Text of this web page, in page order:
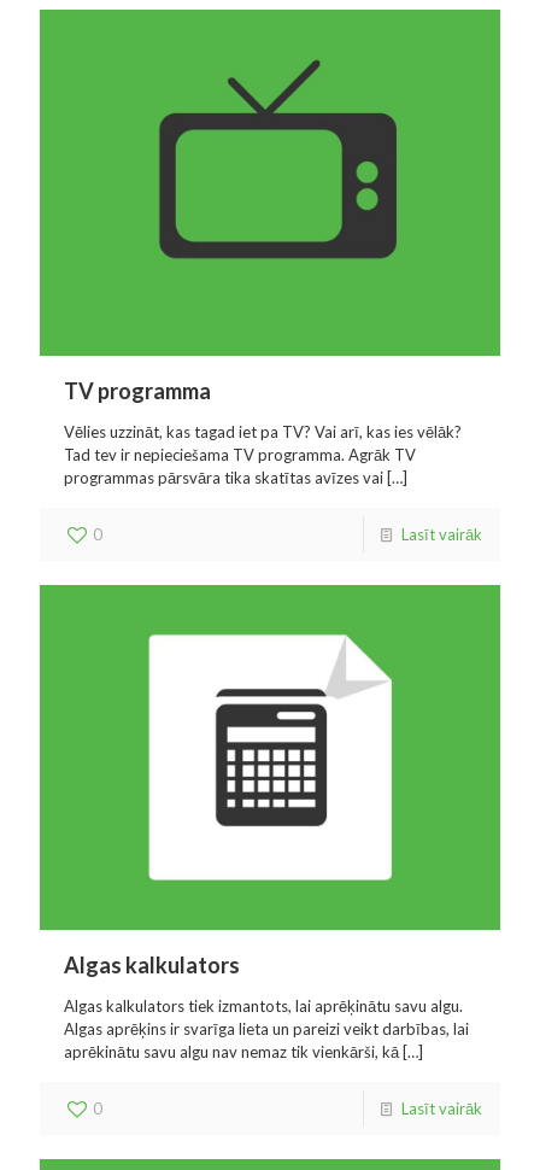
TV programma
Vēlies uzzināt, kas tagad iet pa TV? Vai arī, kas ies vēlāk?
Tad tev ir nepieciešama TV programma. Agrāk TV
programmas pārsvāra tika skatītas avīzes vai[…]
0 Lasīt vairāk
Algas kalkulators
Algas kalkulators tiek izmantots, lai aprēķinātu savu algu.
Algas aprēķins ir svarīga lieta un pareizi veikt darbības, lai
aprēkinātu savu algu nav nemaz tik vienkārši, kā […]
0 Lasīt vairāk